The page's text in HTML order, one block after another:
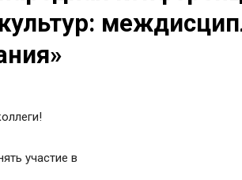
участие в